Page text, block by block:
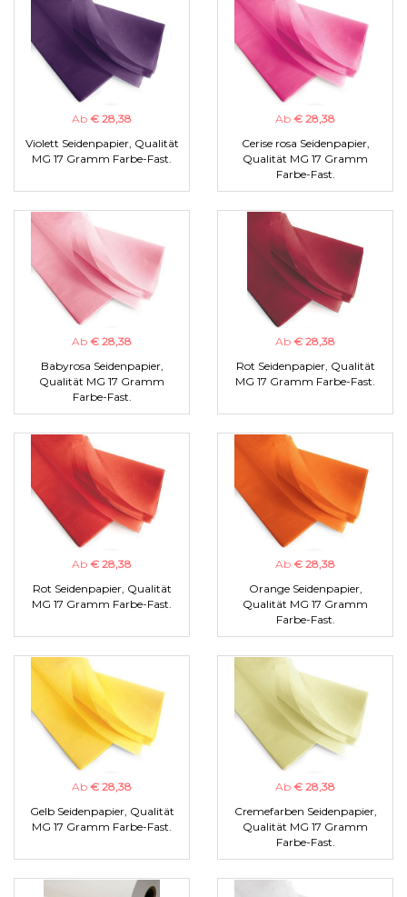
Ab € 28,38
Violett Seidenpapier, Qualität
MG 17 Gramm Farbe-Fast.
Ab € 28,38
Cerise rosa Seidenpapier,
Qualität MG 17 Gramm
Farbe-Fast.
Ab € 28,38
Babyrosa Seidenpapier,
Qualität MG 17 Gramm
Farbe-Fast.
Ab € 28,38
Rot Seidenpapier, Qualität
MG 17 Gramm Farbe-Fast.
Ab € 28,38
Rot Seidenpapier, Qualität
MG 17 Gramm Farbe-Fast.
Ab € 28,38
Orange Seidenpapier,
Qualität MG 17 Gramm
Farbe-Fast.
Ab € 28,38
Gelb Seidenpapier, Qualität
MG 17 Gramm Farbe-Fast.
Ab € 28,38
Cremefarben Seidenpapier,
Qualität MG 17 Gramm
Farbe-Fast.